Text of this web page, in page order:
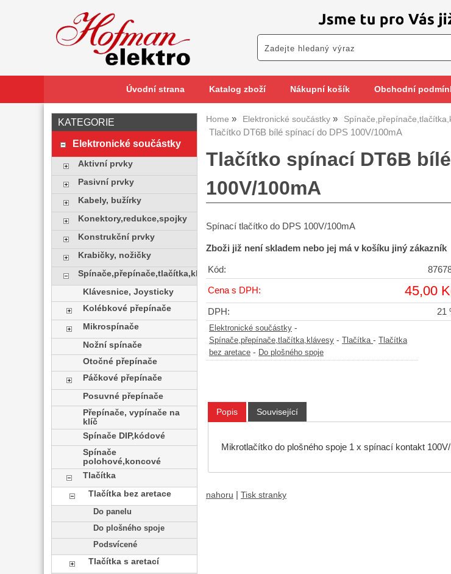
Úvodní strana Katalog zboží Nákupní košík Obchodní
Home Elektronické součástky
Tlačítko DT6B bílé spínací do DPS 100V/100mA
Tlačítko spínací DT6B
100V/100mA
Spínací tlačítko do DPS 100V/100mA
Zboži již není skladem nebo jej má v košíku jiný zákazník
Kód:
Cena s DPH: 45,00
DPH: 21
Elektronické součástky -
Spínače,přepínače,tlačítka,klávesy - Tlačítka -
Tlačítka
bez aretace - Do plošného spoje
Popis Související
Mikrotlačítko do plošného spoje 1 x spínací kontakt
nahoru Tisk stranky
KATEGORIE
Elektronické součástky
Aktivní prvky
Pasivní prvky
Kabely, bužírky
Konektory,redukce,spojky
Konstrukční prvky
Krabičky, nožičky
Spínače,přepínače,tlačítka,klávesy
Klávesnice, Joysticky
Kolébkové přepínače
Mikrospínače
Nožní spínače
Otočné přepínače
Páčkové přepínače
Posuvné přepínače
Přepínače, vypínače na
klíč
Spínače DIP,kódové
Spínače
polohové,koncové
Tlačítka
Tlačítka bez aretace
Do panelu
Do plošného spoje
Podsvícené
Tlačítka s aretací